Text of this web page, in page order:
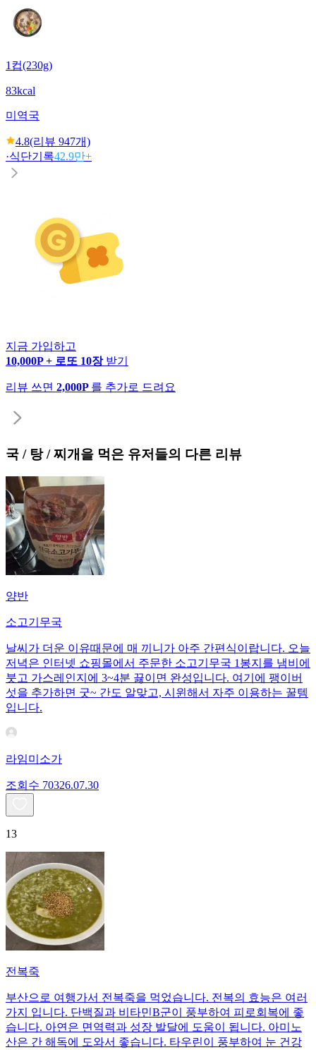
1컵(230g)
83kcal
미역국
4.8(리뷰 947개)
·식단기록42.9만+
지금 가입하고
10,000P + 로또 10장 받기
리뷰 쓰면 2,000P 를 추가로 드려요
국 / 탕 / 찌개 을 먹은 유저들의 다른 리뷰
양반
소고기무국
날씨가 더운 이유때문에 매 끼니가 아주 간편식이랍니다. 오늘
저녁은 인터넷 쇼핑몰에서 주문한 소고기무국 1봉지를 냄비에
붓고 가스레인지에 3~4분 끓이면 완성입니다. 여기에 팽이버
섯을 추가하면 굿~ 간도 알맞고, 시윈해서 자주 이용하는 꿀템
입니다.
라임미소가
조회수 70326.07.30
13
전복죽
부산으로 여행가서 전복죽을 먹었습니다. 전복의 효능은 여러
가지 입니다. 단백질과 비타민B군이 풍부하여 피로회복에 좋
습니다. 아연은 면역력과 성장 발달에 도움이 됩니다. 아미노
산은 간 해독에 도와서 좋습니다. 타우린이 풍부하여 눈 건강